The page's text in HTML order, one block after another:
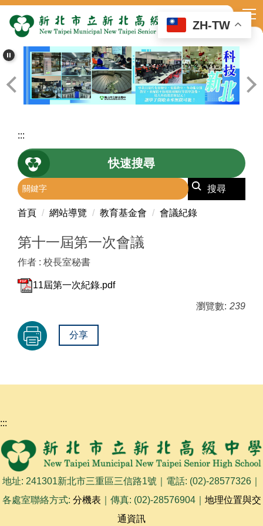
到
要
內
容
區
ZH-TW
:::
快速搜尋
搜尋
首頁 網站導覽 教育基金會 會議紀錄
第十一屆第一次會議
作者 : 校長室秘書
11屆第一次紀錄.pdf
瀏覽數: 239
分享
:::
地址: 241301新北市三重區三信路1號｜電話: (02)-28577326｜
各處室聯絡方式: 分機表 ｜傳真: (02)-28576904｜ 地理位置與交
通資訊